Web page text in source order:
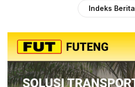
Indeks Berita